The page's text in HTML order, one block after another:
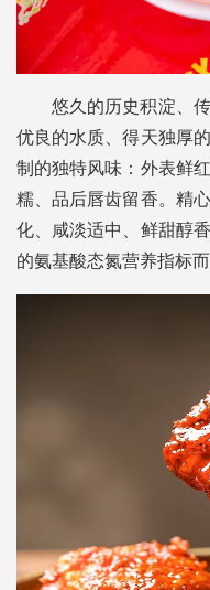
悠久的历史积淀、
优良的水质、得天独厚
制的独特风味：外表鲜
糯、品后唇齿留香。精
化、咸淡适中、鲜甜醇
的氨基酸态氮营养指标而